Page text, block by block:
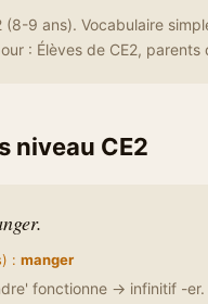
(8-9 ans). Vocabulaire
: Élèves de CE2,
niveau CE2
: manger
fonctionne → infinitif -er.